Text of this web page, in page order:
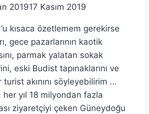
201917 Kasım 2019
kısaca özetlemem gerekirse
gece pazarlarının kaotik
parmak yalatan sokak
eski Budist tapınaklarını ve
akınını söyleyebilirim …
her yıl 18 milyondan fazla
ziyaretçiyi çeken Güneydoğu